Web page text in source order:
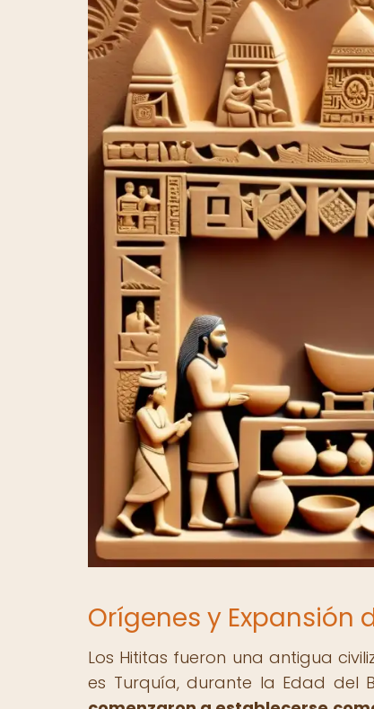
Orígenes y Expansión
Los Hititas fueron una antigua
es Turquía, durante la Edad del